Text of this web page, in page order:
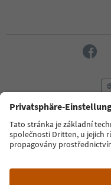
16
17
18
19
21
FAQ
Zásady ochrany
Prohlášení o